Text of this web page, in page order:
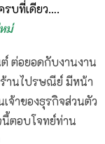
รบที่เดียว….
ม่
ต่อยอดกับงานงาน
ร้านไปรษณีย์ มีหน้า
จ้าของธุรกิจส่วนตัว
นี้ตอบโจทย์ท่าน